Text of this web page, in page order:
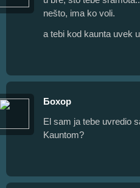
nešto, ima ko voli.
a tebi kod kaunta uvek
Бохор
El sam ja tebe uvredio
Kauntom?